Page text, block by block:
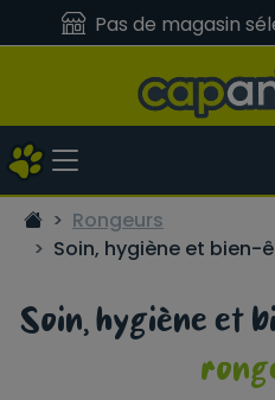
Pas de magasin
Rongeurs
Soin, hygiène et bien-
Soin, hygiène et